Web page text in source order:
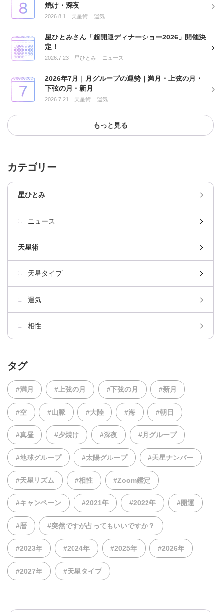
焼け・深夜
2026.8.1 天星術 運気
星ひとみさん「超開運ディナーショー2026」開催決
定！
2026.7.23 星ひとみ ニュース
2026年7月｜月グループの運勢｜満月・上弦の月・
下弦の月・新月
2026.7.21 天星術 運気
もっと見る
カテゴリー
星ひとみ
ニュース
天星術
天星タイプ
運気
相性
タグ
#満月 #上弦の月 #下弦の月 #新月
#空 #山脈 #大陸 #海 #朝日
#真昼 #夕焼け #深夜 #月グループ
#地球グループ #太陽グループ #天星ナンバー
#天星リズム #相性 #Zoom鑑定
#キャンペーン #2021年 #2022年 #開運
#暦 #突然ですが占ってもいいですか？
#2023年 #2024年 #2025年 #2026年
#2027年 #天星タイプ